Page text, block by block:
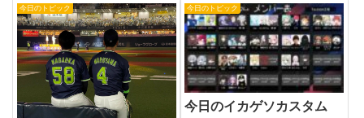
今日のトピック 今日のトピック
今日のイカゲソカスタム